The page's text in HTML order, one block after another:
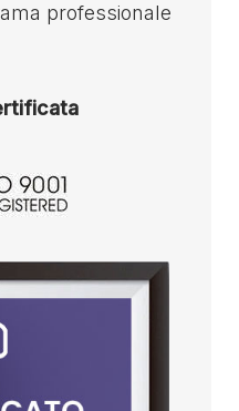
professionale